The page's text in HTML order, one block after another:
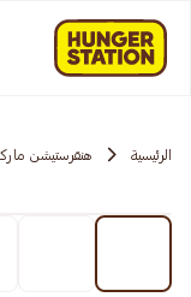
الرئيسية هنقرستيشن